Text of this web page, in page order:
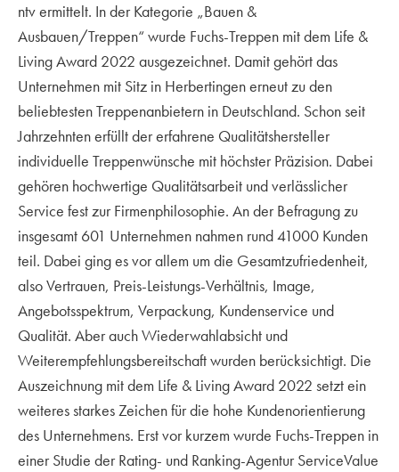
ntv ermittelt. In der Kategorie „Bauen &
Ausbauen/Treppen“ wurde Fuchs-Treppen mit dem Life &
Living Award 2022 ausgezeichnet. Damit gehört das
Unternehmen mit Sitz in Herbertingen erneut zu den
beliebtesten Treppenanbietern in Deutschland. Schon seit
Jahrzehnten erfüllt der erfahrene Qualitätshersteller
individuelle Treppenwünsche mit höchster Präzision. Dabei
gehören hochwertige Qualitätsarbeit und verlässlicher
Service fest zur Firmenphilosophie. An der Befragung zu
insgesamt 601 Unternehmen nahmen rund 41000 Kunden
teil. Dabei ging es vor allem um die Gesamtzufriedenheit,
also Vertrauen, Preis-Leistungs-Verhältnis, Image,
Angebotsspektrum, Verpackung, Kundenservice und
Qualität. Aber auch Wiederwahlabsicht und
Weiterempfehlungsbereitschaft wurden berücksichtigt. Die
Auszeichnung mit dem Life & Living Award 2022 setzt ein
weiteres starkes Zeichen für die hohe Kundenorientierung
des Unternehmens. Erst vor kurzem wurde Fuchs-Treppen in
einer Studie der Rating- und Ranking-Agentur ServiceValue